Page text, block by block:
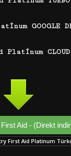
GOOGLE
CLOUD
Aid - (Direkt
First Aid Platinum